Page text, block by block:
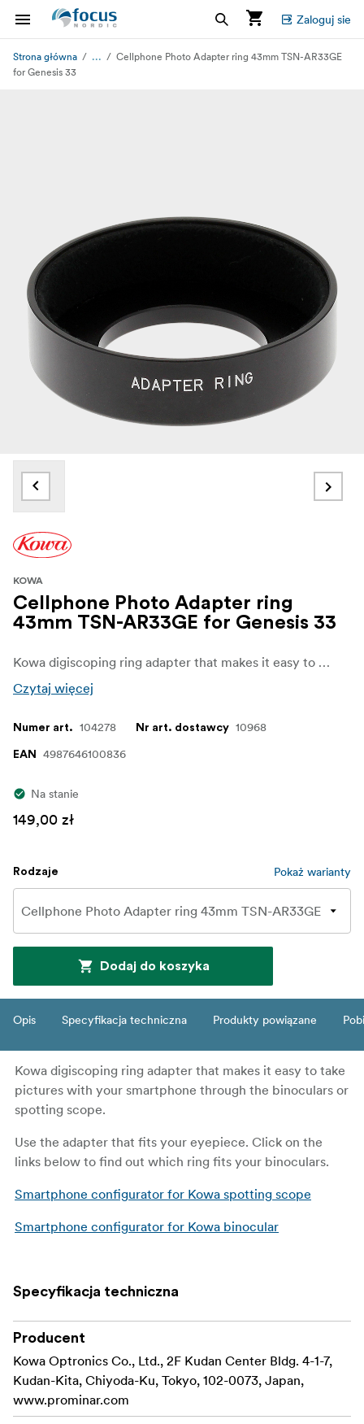
Zaloguj sie
Strona główna ...
Cellphone Photo Adapter ring 43mm TSN-AR33GE
for Genesis 33
KOWA
Cellphone Photo Adapter ring
43mm TSN-AR33GE for Genesis 33
Kowa digiscoping ring adapter that makes it easy to take pictures with your smartphone.
Czytaj więcej
Numer art. 104278 Nr art. dostawcy 10968
EAN 4987646100836
Na stanie
149,00 zł
Rodzaje Pokaż warianty
Dodaj do koszyka
Opis Specyfikacja techniczna Produkty powiązane
Kowa digiscoping ring adapter that makes it easy to take
pictures with your smartphone through the binoculars or
spotting scope.
Use the adapter that fits your eyepiece. Click on the
links below to find out which ring fits your binoculars.
Smartphone configurator for Kowa spotting scope
Smartphone configurator for Kowa binocular
Specyfikacja techniczna
Producent
Kowa Optronics Co., Ltd., 2F Kudan Center Bldg. 4-1-7,
Kudan-Kita, Chiyoda-Ku, Tokyo, 102-0073, Japan,
www.prominar.com